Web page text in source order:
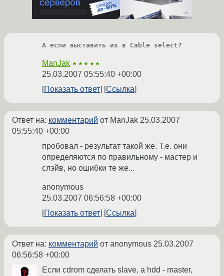
А если выставить их в Cable select?
ManJak ★★★★★
25.03.2007 05:55:40 +00:00
Показать ответ
Ссылка
Ответ на: комментарий от ManJak 25.03.2007
05:55:40 +00:00
пробовал - результат такой же. Т.е. они
определяются по правильному - мастер и
слэйв, но ошибки те же...
anonymous
25.03.2007 06:56:58 +00:00
Показать ответ
Ссылка
Ответ на: комментарий от anonymous 25.03.2007
06:56:58 +00:00
Если cdrom сделать slave, а hdd - master,